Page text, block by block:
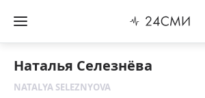
Наталья Селезнёва
NATALYA SELEZNYOVA